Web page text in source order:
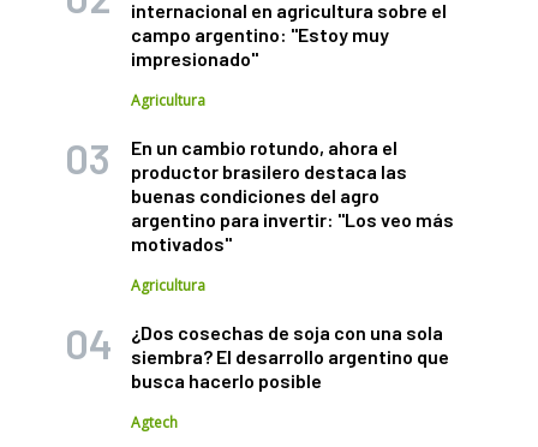
internacional en agricultura sobre el
campo argentino: "Estoy muy
impresionado"
Agricultura
En un cambio rotundo, ahora el
productor brasilero destaca las
buenas condiciones del agro
argentino para invertir: "Los veo más
motivados"
Agricultura
¿Dos cosechas de soja con una sola
siembra? El desarrollo argentino que
busca hacerlo posible
Agtech